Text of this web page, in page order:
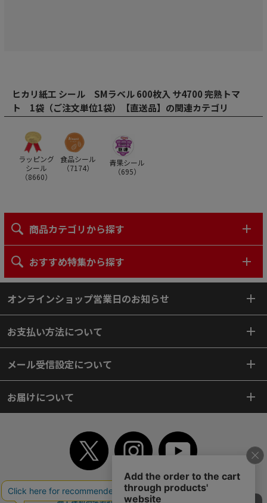
ヒカリ紙工 シール SMラベル 600枚入 サ4700 完熟トマ
ト 1袋（ご注文単位1袋）【直送品】の関連カテゴリ
ラッピング
シール
（8660）
食品シール
（7174）
青果シール
（695）
商品カテゴリから探す
おすすめ特集から探す
オンラインショップ営業日のお知らせ
お支払い方法について
メール受信設定について
お届けについて
TOP 初めてご利用のお客様へ ご利用案内
ご利用規約